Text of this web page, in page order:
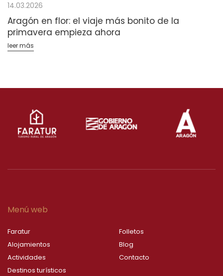
14.03.2026
Aragón en flor: el viaje más bonito de la
primavera empieza ahora
leer más
Menú web
Faratur
Alojamientos
Actividades
Destinos turísticos
Folletos
Blog
Contacto